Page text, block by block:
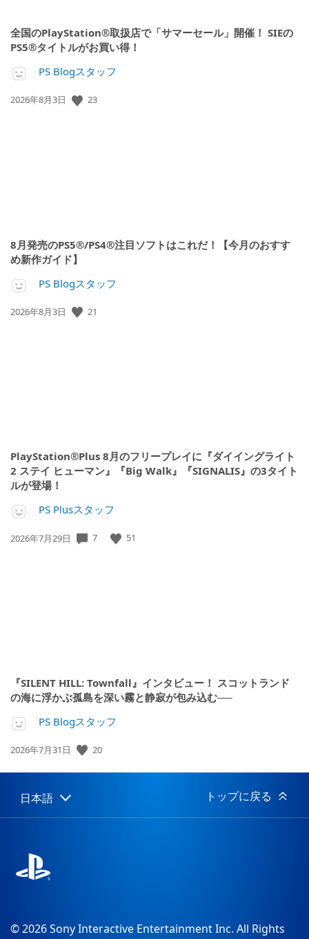
全国のPlayStation®取扱店で「サマーセール」開催！ SIEの
PS5®タイトルがお買い得！
PS Blogスタッフ
公
2026年8月3日 23
8月発売のPS5®/PS4®注目ソフトはこれだ！【今月のおすす
め新作ガイド】
PS Blogスタッフ
公
2026年8月3日 21
PlayStation®Plus 8月のフリープレイに『ダイイングライト
2 ステイ ヒューマン』『Big Walk』『SIGNALIS』の3タイト
ルが登場！
PS Plusスタッフ
公
2026年7月29日 7 51
『SILENT HILL: Townfall』インタビュー！ スコットランド
の海に浮かぶ孤島を深い霧と静寂が包み込む──
PS Blogスタッフ
公
日:
2026年7月31日 20
Select
a
Current
region:
日本語 トップに戻る
© 2026 Sony Interactive Entertainment Inc. All Rights